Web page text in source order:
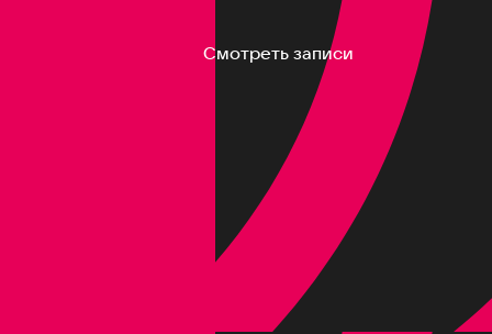
Смотреть записи